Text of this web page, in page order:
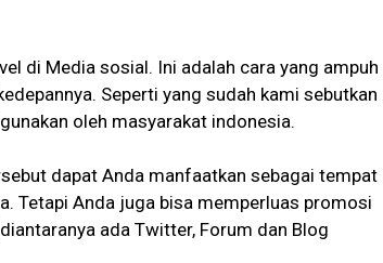
di Media sosial. Ini adalah cara yang ampuh
Seperti yang sudah kami sebutkan
oleh masyarakat indonesia.
dapat Anda manfaatkan sebagai tempat
Tetapi Anda juga bisa memperluas promosi
ada Twitter, Forum dan Blog